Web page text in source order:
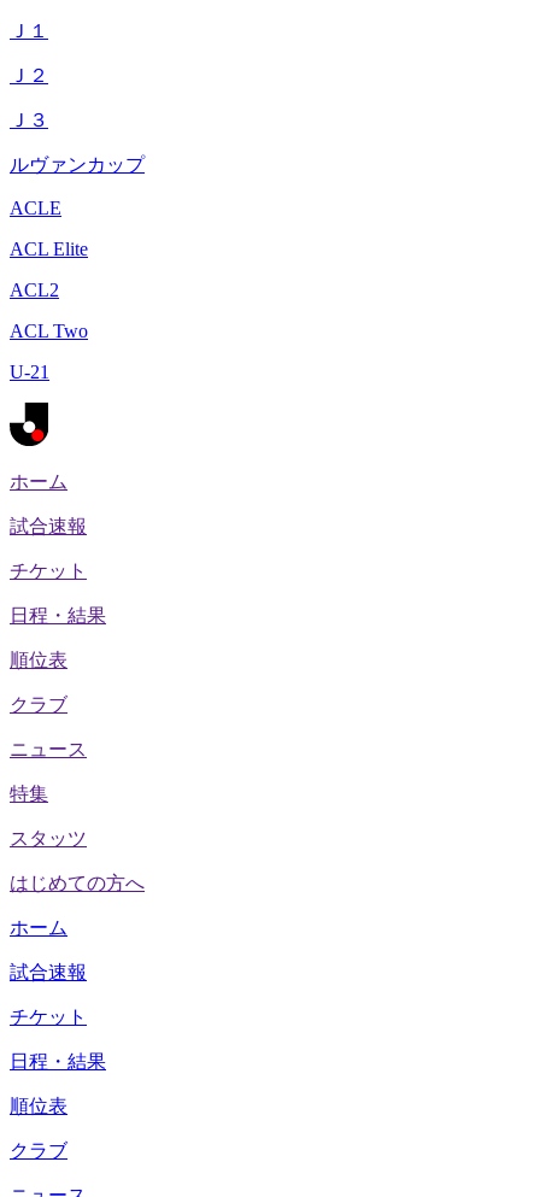
Ｊ１
Ｊ２
Ｊ３
ルヴァンカップ
ACLE
ACL Elite
ACL2
ACL Two
U-21
ホーム
試合速報
チケット
日程・結果
順位表
クラブ
ニュース
特集
スタッツ
はじめての方へ
ホーム
試合速報
チケット
日程・結果
順位表
クラブ